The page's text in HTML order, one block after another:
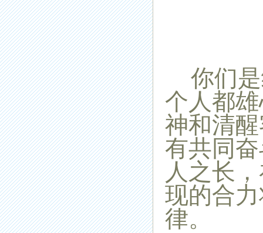
你们是
个人都
神和清
有共同
人之长
现的合
律。